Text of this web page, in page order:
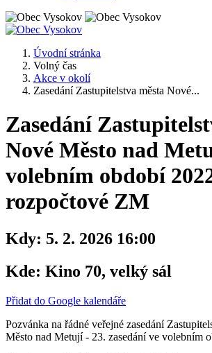
Úvodní stránka
Volný čas
Akce v okolí
Zasedání Zastupitelstva města Nové...
Zasedání
Nové Město nad
volebním období
rozpočtové ZM
Kdy: 5. 2. 2026 16:00
Kde: Kino 70, velký sál
Přidat do Google kalendáře
Pozvánka na řádné veřejné zasedání
Město nad Metují - 23. zasedání ve volebním